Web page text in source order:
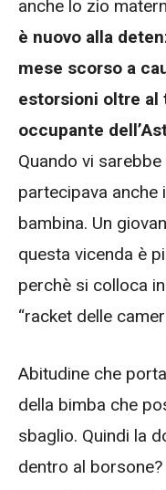
anche lo zio
è nuovo alla
mese scorso a
estorsioni oltre al
occupante
Quando vi
partecipava anche
bambina. Un
questa vicenda è
perchè si colloca
“racket delle
Abitudine che
della bimba che
sbaglio. Quindi la
dentro al